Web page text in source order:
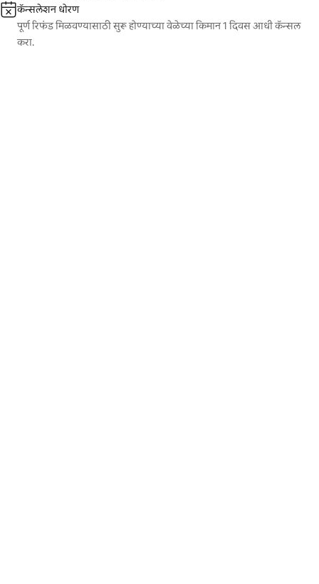
कॅन्सलेशन धोरण
पूर्ण रिफंड मिळवण्यासाठी सुरू होण्याच्या वेळेच्या किमान 1 दिवस आधी कॅन्सल
करा.